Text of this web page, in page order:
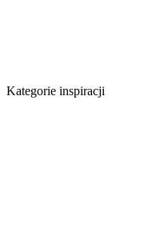
Kategorie inspiracji